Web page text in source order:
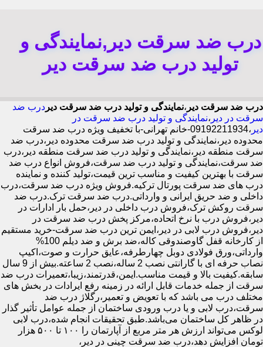
درب ضد سرقت دیر,نمایندگی و
تولید درب ضد سرقت دیر
درب ضد سرقت دیر ،نمایندگی و تولید درب ضد سرقت دیر درب ضد
سرقت در دیر ،نمایندگی و تولید درب ضد سرقت در
دیر
،09192211934-خانم تهرانی-با تخفیف ویژه درب ضد سرقت
محدوده دیر،نمایندگی و تولید درب ضد سرقت محدوده دیر،درب ضد
سرقت منطقه دیر،نمایندگی و تولید درب ضد سرقت منطقه دیر،درب
ضد سرقت،نمایندگی و تولید درب ضد سرقت،فروش انواع درب ضد
سرقت با بهترین کیفیت و مناسب ترین قیمت،تولید کننده و نماینده
درب های ضد سرقت پورتال ترکیه.فروش ویژه درب ضد سرقت،درب
داخلی و ضد حریق ایرانی و وارداتی.درب ضد سرقت ترک.درب ضد
سرقت روکش ترک،فروش درب داخلی در دیر،حمل بار ادارات در
دیر،فروش درب با نرخ اتحاده،مرکز پخش درب ضد سرقت در
دیر،فروش درب لابی در دیر،ایمن ترین درب ضد سرقت-خرید مستقیم
از کارخانه قفل گاوصندوقی کاله،ضد برش و ضد دیلم 100%
وارداتی،ورق فولادی دوبل چهارطرفه،عایق حرارت و صوت،اکیپ
نصاب حرفه ای با گارانتی نصب 2 ساله،نصب 2 ساعته.بیش از 9 سال
سابقه.کیفیت بالا و قیمت مناسب.ایمن،قدرتمند،زیبا،تعمیرات درب ضد
سرقت از جمله خدمات قابل ارائه در زمینه رفع ایرادات در بخش های
مختلف درب می باشد که با تعویض و تعمیر،رگلاژ درب ضد
سرقت،درب لابی و یا درب ورودی ساختمان از جمله عوامل تأثیر گذار
در ظاهر کل ساختمان می‌باشد.طبق تحقیقات انجام شده،درب لابی
لوکس می‌تواند ارزش هر متر مربع از آپارتمان را ۱۰۰ تا ۵۰۰ هزار
تومان افزایش دهد،درب ضد سرقت چینی در دیر،